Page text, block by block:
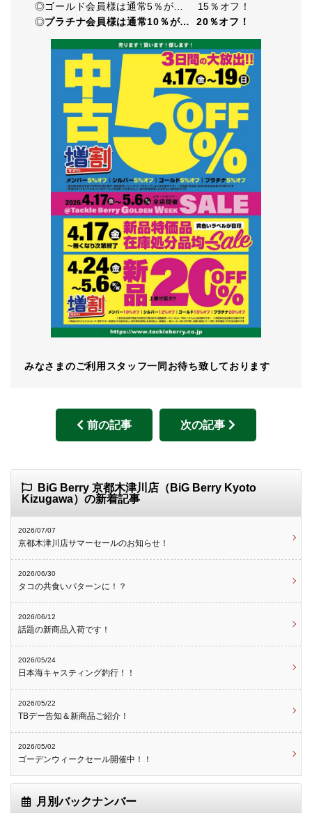
◎ゴールド会員様は通常5％が… 15％オフ！
◎プラチナ会員様は通常10％が…20％オフ！
みなさまのご利用スタッフ一同お待ち致しております
前の記事 次の記事
BiG Berry 京都木津川店（BiG Berry Kyoto
Kizugawa）の新着記事
2026/07/07
京都木津川店サマーセールのお知らせ！
2026/06/30
タコの共食いパターンに！？
2026/06/12
話題の新商品入荷です！
2026/05/24
日本海キャスティング釣行！！
2026/05/22
TBデー告知＆新商品ご紹介！
2026/05/02
ゴーデンウィークセール開催中！！
月別バックナンバー